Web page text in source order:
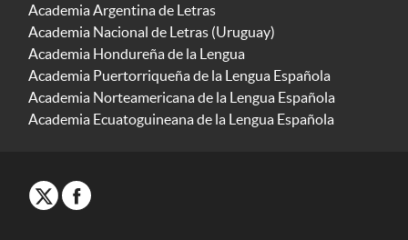
Academia Argentina de Letras
Academia Nacional de Letras (Uruguay)
Academia Hondureña de la Lengua
Academia Puertorriqueña de la Lengua Española
Academia Norteamericana de la Lengua Española
Academia Ecuatoguineana de la Lengua Española